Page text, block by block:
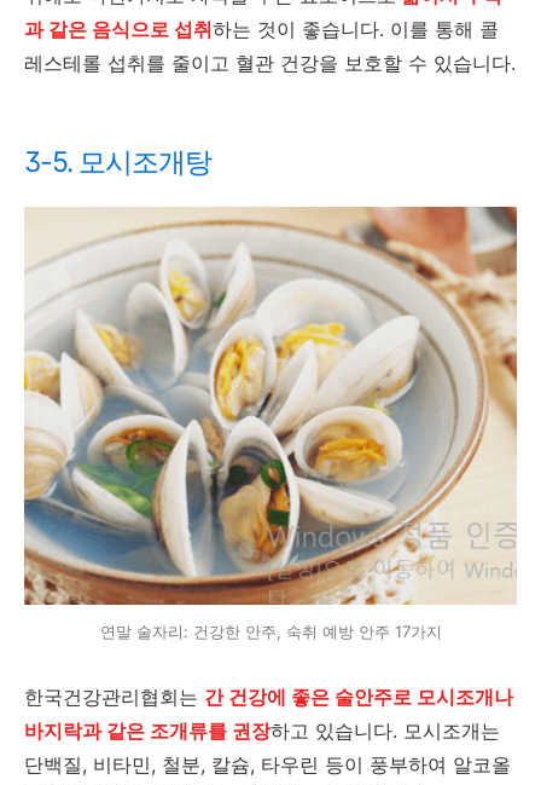
과 같은 음식으로 섭취하는 것이 좋습니다. 이를 통해 콜
레스테롤 섭취를 줄이고 혈관 건강을 보호할 수 있습니다.
3-5. 모시조개탕
연말 술자리: 건강한 안주, 숙취 예방 안주 17가지
한국건강관리협회는 간 건강에 좋은 술안주로 모시조개나
바지락과 같은 조개류를 권장하고 있습니다. 모시조개는
단백질, 비타민, 철분, 칼슘, 타우린 등이 풍부하여 알코올